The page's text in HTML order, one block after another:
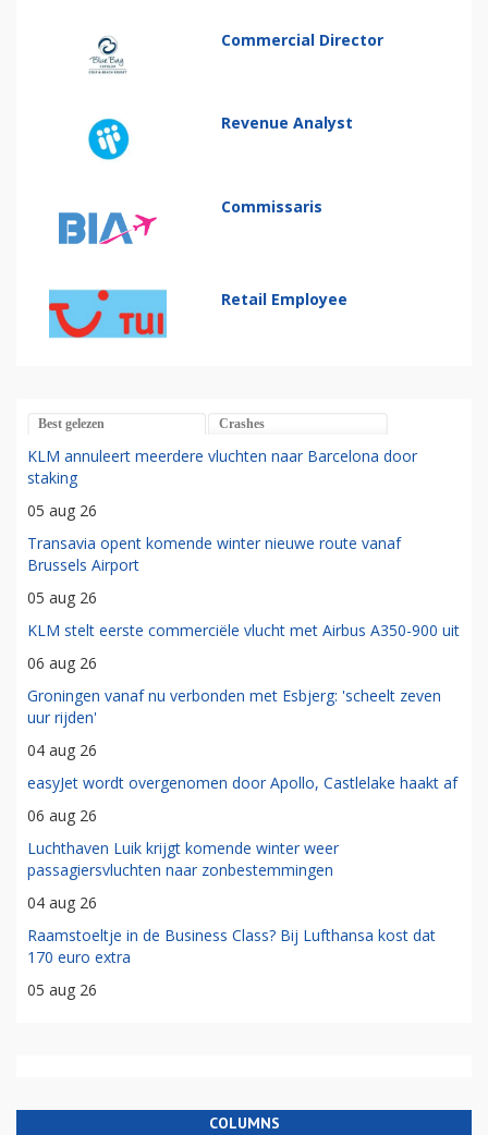
Commercial Director
Revenue Analyst
Commissaris
Retail Employee
Best gelezen Crashes
KLM annuleert meerdere vluchten naar Barcelona door
staking
05 aug 26
Transavia opent komende winter nieuwe route vanaf
Brussels Airport
05 aug 26
KLM stelt eerste commerciële vlucht met Airbus A350-900 uit
06 aug 26
Groningen vanaf nu verbonden met Esbjerg: 'scheelt zeven
uur rijden'
04 aug 26
easyJet wordt overgenomen door Apollo, Castlelake haakt af
06 aug 26
Luchthaven Luik krijgt komende winter weer
passagiersvluchten naar zonbestemmingen
04 aug 26
Raamstoeltje in de Business Class? Bij Lufthansa kost dat
170 euro extra
05 aug 26
COLUMNS